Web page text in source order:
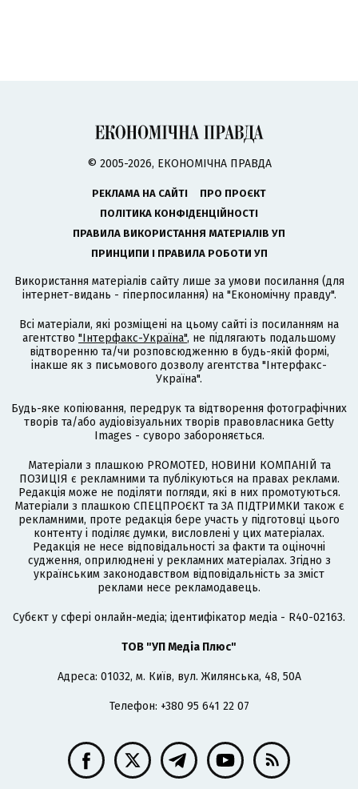
© 2005-2026, ЕКОНОМІЧНА ПРАВДА
РЕКЛАМА НА САЙТІ
ПРО ПРОЄКТ
ПОЛІТИКА КОНФІДЕНЦІЙНОСТІ
ПРАВИЛА ВИКОРИСТАННЯ МАТЕРІАЛІВ УП
ПРИНЦИПИ І ПРАВИЛА РОБОТИ УП
Використання матеріалів сайту лише за умови посилання (для
інтернет-видань - гіперпосилання) на "Економічну правду".
Всі матеріали, які розміщені на цьому сайті із посиланням на
агентство "Інтерфакс-Україна", не підлягають подальшому
відтворенню та/чи розповсюдженню в будь-якій формі,
інакше як з письмового дозволу агентства "Інтерфакс-
Україна".
Будь-яке копіювання, передрук та відтворення фотографічних
творів та/або аудіовізуальних творів правовласника Getty
Images - суворо забороняється.
Матеріали з плашкою PROMOTED, НОВИНИ КОМПАНІЙ та
ПОЗИЦІЯ є рекламними та публікуються на правах реклами.
Редакція може не поділяти погляди, які в них промотуються.
Матеріали з плашкою СПЕЦПРОЄКТ та ЗА ПІДТРИМКИ також є
рекламними, проте редакція бере участь у підготовці цього
контенту і поділяє думки, висловлені у цих матеріалах.
Редакція не несе відповідальності за факти та оціночні
судження, оприлюднені у рекламних матеріалах. Згідно з
українським законодавством відповідальність за зміст
реклами несе рекламодавець.
Cубєкт у сфері онлайн-медіа; ідентифікатор медіа - R40-02163.
ТОВ "УП Медіа Плюс"
Адреса: 01032, м. Київ, вул. Жилянська, 48, 50А
Телефон: +380 95 641 22 07